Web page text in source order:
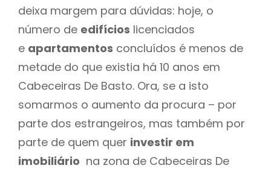
deixa margem para dúvidas: hoje, o
número de edifícios licenciados
e apartamentos concluídos é menos de
metade do que existia há 10 anos em
Cabeceiras De Basto. Ora, se a isto
somarmos o aumento da procura – por
parte dos estrangeiros, mas também por
parte de quem quer investir em
imobiliário na zona de Cabeceiras De